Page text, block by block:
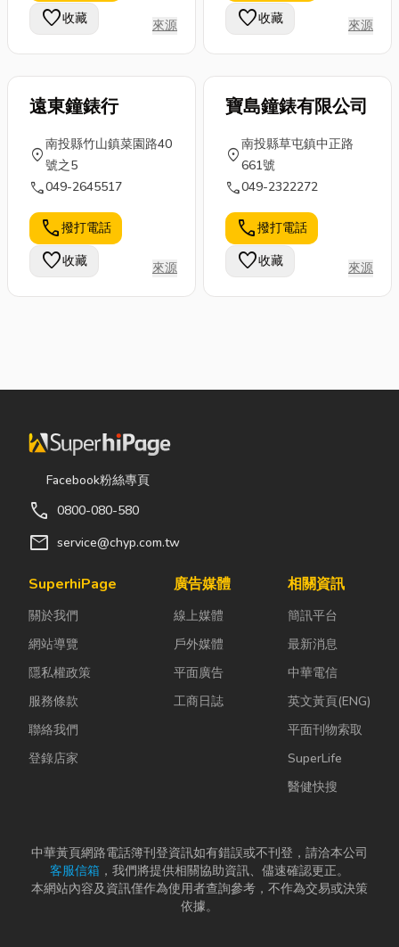
favorite收藏 來源 favorite收藏 來源
遠東鐘錶行
location_on
南投縣竹山鎮菜園路40
號之5
call049-2645517
call撥打電話
favorite收藏 來源
寶島鐘錶有限公司
location_on
南投縣草屯鎮中正路
661號
call049-2322272
call撥打電話
favorite收藏 來源
Facebook粉絲專頁
call 0800-080-580
mail service@chyp.com.tw
SuperhiPage
關於我們
網站導覽
隱私權政策
服務條款
聯絡我們
登錄店家
廣告媒體
線上媒體
戶外媒體
平面廣告
工商日誌
相關資訊
簡訊平台
最新消息
中華電信
英文黃頁(ENG)
平面刊物索取
SuperLife
醫健快搜
中華黃頁網路電話簿刊登資訊如有錯誤或不刊登，請洽本公司
客服信箱 ，我們將提供相關協助資訊、儘速確認更正。
本網站內容及資訊僅作為使用者查詢參考，不作為交易或決策
依據。